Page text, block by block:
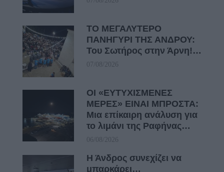
ΤΟ ΜΕΓΑΛΥΤΕΡΟ
ΠΑΝΗΓΥΡΙ ΤΗΣ ΑΝΔΡΟΥ:
Του Σωτήρος στην Άρνη!…
07/08/2026
ΟΙ «ΕΥΤΥΧΙΣΜΕΝΕΣ
ΜΕΡΕΣ» ΕΙΝΑΙ ΜΠΡΟΣΤΑ:
Μια επίκαιρη ανάλυση για
το λιμάνι της Ραφήνας…
06/08/2026
Η Άνδρος συνεχίζει να
μπαρκάρει…